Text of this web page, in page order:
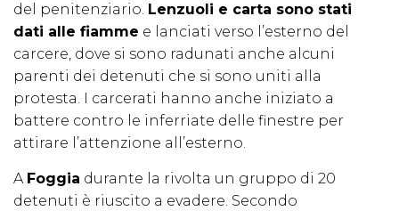
del penitenziario. Lenzuoli e carta sono stati
dati alle fiamme e lanciati verso l’esterno del
carcere, dove si sono radunati anche alcuni
parenti dei detenuti che si sono uniti alla
protesta. I carcerati hanno anche iniziato a
battere contro le inferriate delle finestre per
attirare l’attenzione all’esterno.
A Foggia durante la rivolta un gruppo di 20
detenuti è riuscito a evadere. Secondo